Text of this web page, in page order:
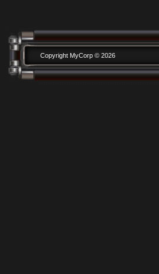
Copyright MyCorp © 2026